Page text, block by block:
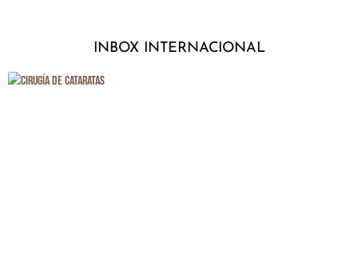
INBOX INTERNACIONAL